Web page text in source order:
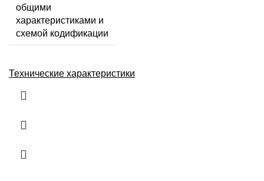
общими
характеристиками и
схемой кодификации
Технические характеристики